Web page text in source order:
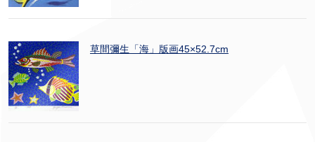
草間彌生「海」版画45×52.7cm